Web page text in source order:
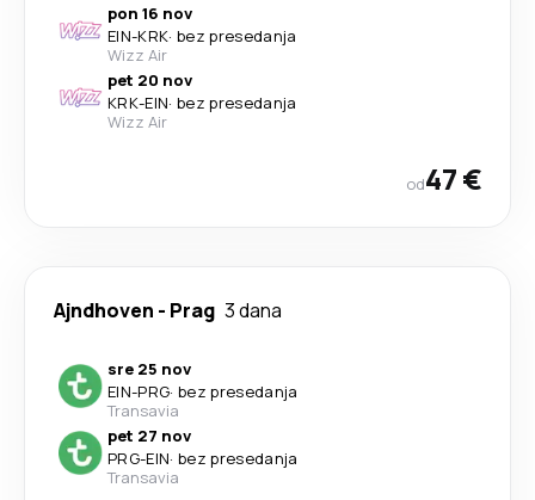
pon 16 nov
EIN-KRK· bez presedanja
Wizz Air
pet 20 nov
KRK-EIN· bez presedanja
Wizz Air
od47 €
Ajndhoven - Prag 3 dana
sre 25 nov
EIN-PRG· bez presedanja
Transavia
pet 27 nov
PRG-EIN· bez presedanja
Transavia